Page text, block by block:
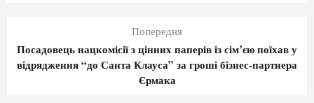
Попередня
Посадовець нацкомісії з цінних паперів із сім’єю поїхав у
відрядження “до Санта Клауса” за гроші бізнес-партнера
Єрмака